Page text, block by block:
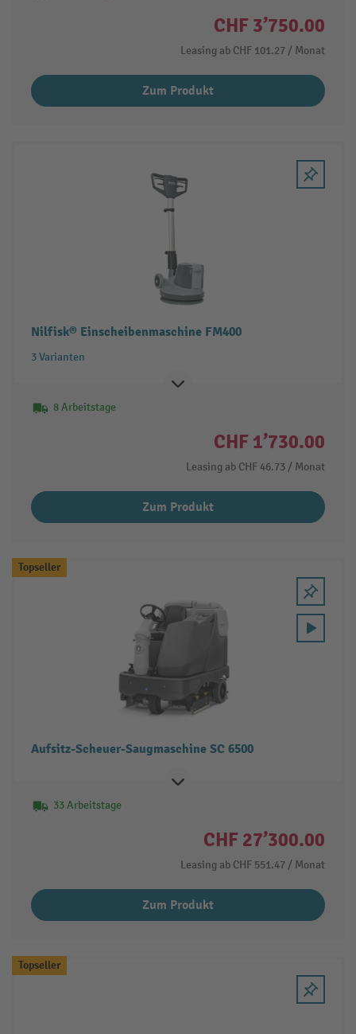
CHF 3’750.00
Leasing ab CHF 101.27 / Monat
Zum Produkt
Nilfisk® Einscheibenmaschine FM400
3 Varianten
8 Arbeitstage
CHF 1’730.00
Leasing ab CHF 46.73/ Monat
Zum Produkt
Topseller
Aufsitz-Scheuer-Saugmaschine SC 6500
33 Arbeitstage
CHF 27’300.00
Leasing ab CHF 551.47 / Monat
Zum Produkt
Topseller